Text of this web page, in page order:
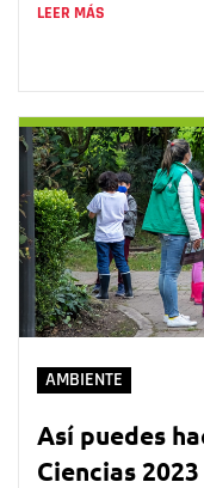
LEER MÁS
AMBIENTE
Así puedes
Ciencias